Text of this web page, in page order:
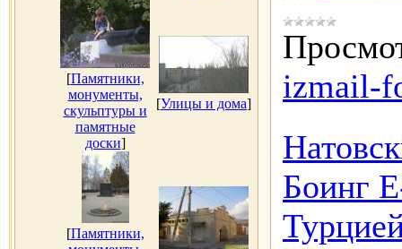
[Памятники,
монументы,
скульптуры и
памятные
доски]
[Улицы и дома]
[Памятники,
izmail-
Боинг